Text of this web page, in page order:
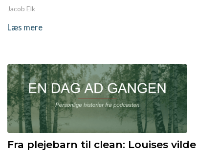
Jacob Elk
Læs mere
Fra plejebarn til clean: Louises vilde